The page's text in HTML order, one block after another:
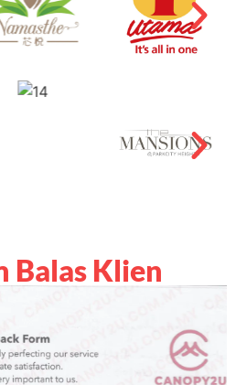
Balas Klien